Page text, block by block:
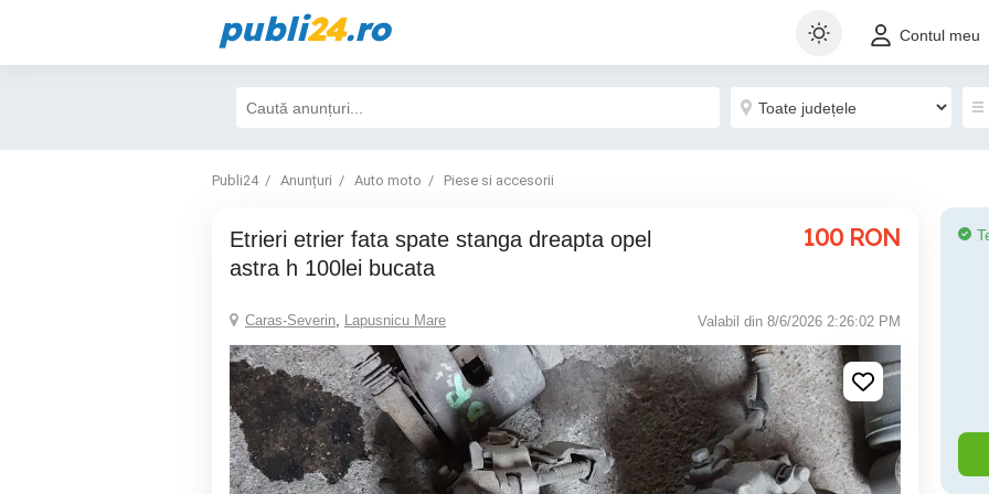
publi24.ro Contul meu
Publi24 Anunțuri Auto moto Piese si accesorii
Etrieri etrier fata spate stanga dreapta opel
astra h 100lei bucata
100 RON
Caras-Severin, Lapusnicu Mare Valabil din 8/6/2026 2:26:02 PM